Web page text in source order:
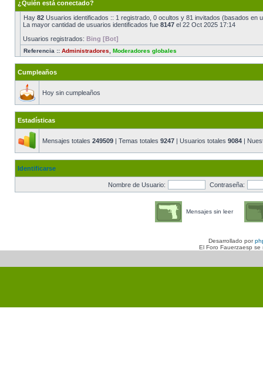
¿Quién está conectado?
Hay 82 Usuarios identificados :: 1 registrado, 0 ocultos y 81 invitados (basados en
La mayor cantidad de usuarios identificados fue 8147 el 22 Oct 2025 17:14
Usuarios registrados: Bing [Bot]
Referencia :: Administradores Moderadores globales
Cumpleaños
Hoy sin cumpleaños
Estadísticas
Mensajes totales 249509 | Temas totales 9247 | Usuarios totales 9084 |
Identificarse
Nombre de Usuario: Contraseña:
Mensajes sin leer
Desarrollado por
El Foro Fauerzaesp